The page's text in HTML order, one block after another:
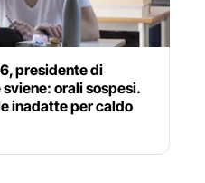
presidente di
orali sospesi.
inadatte per caldo